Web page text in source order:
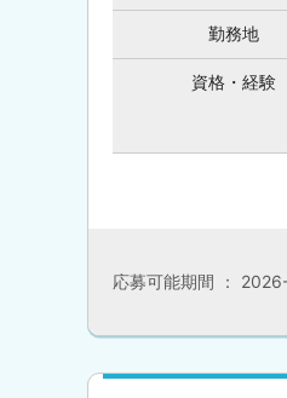
勤務地
資格・経験
応募可能期間 ：